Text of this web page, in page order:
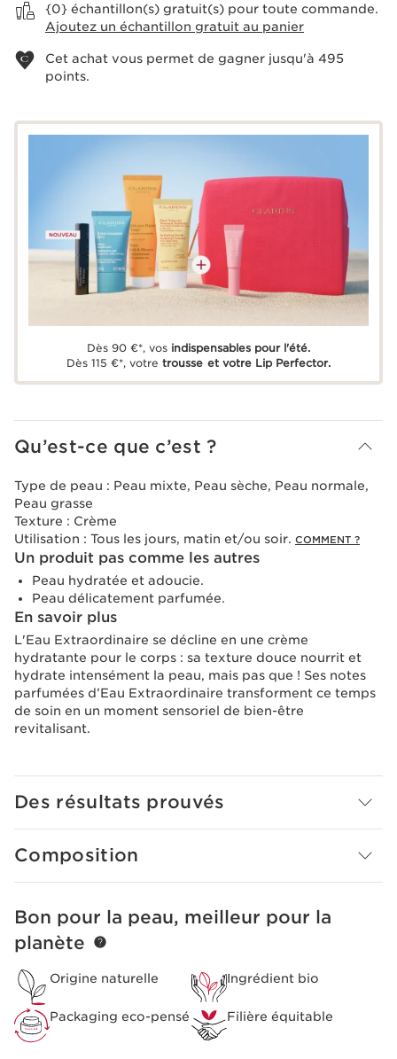
{0} échantillon(s) gratuit(s) pour toute commande.
Ajoutez un échantillon gratuit au panier
Cet achat vous permet de gagner jusqu'à 495
points.
Dès 90 €*, vos indispensables pour l'été.
Dès 115 €*, votre trousse et votre Lip Perfector.
Qu’est-ce que c’est ?
Type de peau : Peau mixte, Peau sèche, Peau normale,
Peau grasse
Texture : Crème
Utilisation : Tous les jours, matin et/ou soir. COMMENT ?
Un produit pas comme les autres
Peau hydratée et adoucie.
Peau délicatement parfumée.
En savoir plus
L'Eau Extraordinaire se décline en une crème
hydratante pour le corps : sa texture douce nourrit et
hydrate intensément la peau, mais pas que ! Ses notes
parfumées d’Eau Extraordinaire transforment ce temps
de soin en un moment sensoriel de bien-être
revitalisant.
Des résultats prouvés
Composition
ALLER AU CONTENU
Bon pour la peau, meilleur pour la
planète
Origine naturelle Ingrédient bio
Packaging eco-pensé Filière équitable